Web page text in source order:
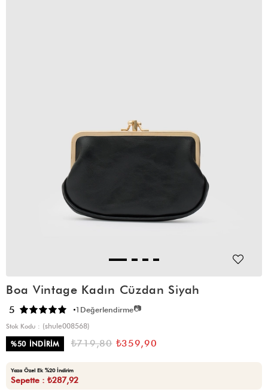
Boa Vintage Kadın Cüzdan Siyah
5 1 Değerlendirme📷
Stok Kodu
(shule008568)
%50 İNDIRIM ₺719,80 ₺359,90
Yaza Özel Ek %20 İndirim
Sepette : ₺287,92